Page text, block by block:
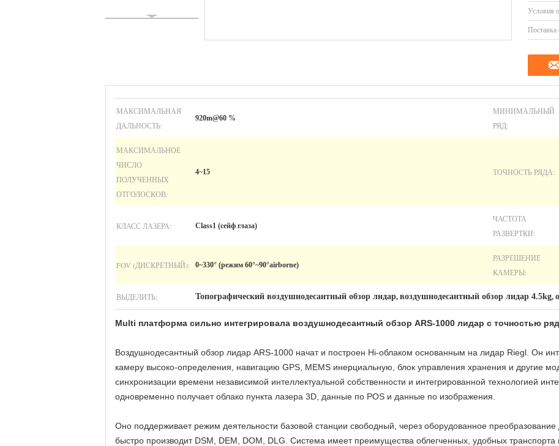
Условия
Поставка
МАКСИМАЛЬНАЯ
ДАЛЬНОСТЬ:
920m@60 %
МИНИМАЛЬНЫЙ
РЯД:
МАКСИМАЛЬНОЕ
ЧИСЛО
ПОЛУЧЕННЫХ
ОТГОЛОСКОВ:
4~15 ТОЧНОСТЬ РЯДА:
КЛАСС ЛАЗЕРА: Class1 (сейф глаза)
ЧАСТОТА
РАЗВЕРТКИ:
FOV (ДИСКРЕТНЫЙ): 0~330° (режим 60°~90°airborne)
РАЗРЕШЕНИЕ
КАМЕРЫ:
ВЫДЕЛИТЬ: Топографический воздушнодесантный обзор лидар, воздушнодесантный обзор лидар 4.5kg,
Multi платформа сильно интегрировала воздушнодесантный обзор ARS-1000 лидар с точностью
Воздушнодесантный обзор лидар ARS-1000 начат и построен Hi-облаком основанным на лидар Riegl. Он
камеру высоко-определения, навигацию GPS, MEMS инерциальную, блок управления хранения и другие
синхронизации времени независимой интеллектуальной собственности и интегрированной технологией
одновременно получает облако пункта лазера 3D, данные по POS и данные по изображения.
Оно поддерживает режим деятельности базовой станции свободный, через оборудованное
быстро производит DSM, DEM, DOM, DLG. Система имеет преимущества облегченных, удобных